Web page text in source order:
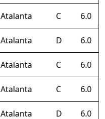
Atalanta C 6.0
Atalanta D 6.0
Atalanta C 6.0
Atalanta C 6.0
Atalanta D 6.0